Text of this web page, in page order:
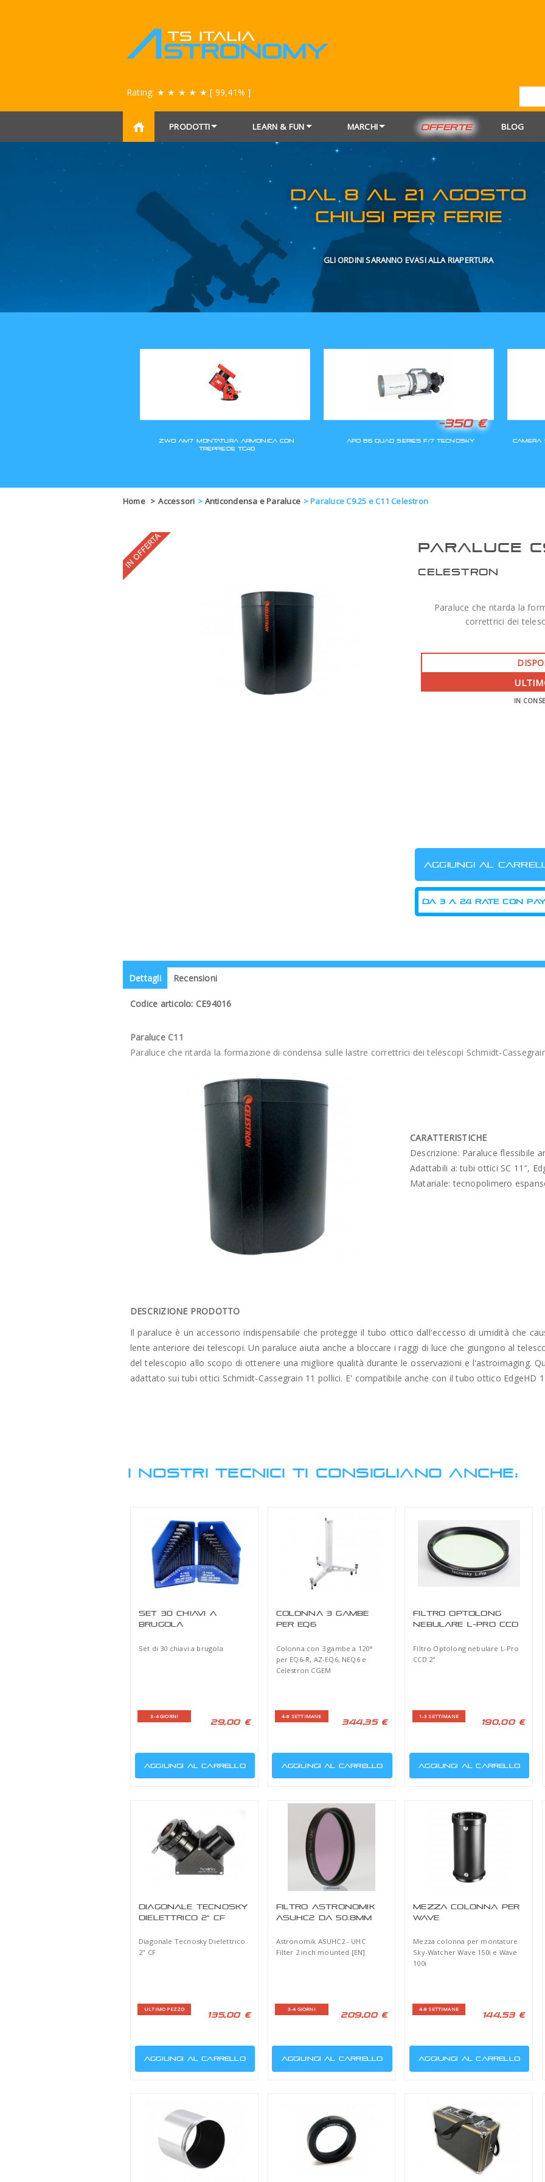
Rating: ★ ★ ★ ★ ★ [ 99,41% ]
PRODOTTI LEARN & FUN MARCHI OFFERTE BLOG
DAL 8 AL 21
CHIUSI
Home > Accessori > Anticondensa e Paraluce >Paraluce C9.25 e C11 Celestron
PARALUCE
CELESTRON
Paraluce che ritarda la
correttrici dei
IN
Dettagli Recensioni
Codice articolo: CE94016
Paraluce C11
Paraluce che ritarda la formazione di condensa sulle lastre correttrici dei telescopi Schmidt-
CARATTERISTICHE
Descrizione: Paraluce flessibile
Adattabili a: tubi ottici SC 11″,
Matariale: tecnopolimero
DESCRIZIONE PRODOTTO
Il paraluce è un accessorio indispensabile che protegge il tubo ottico dall'eccesso di umidità che
lente anteriore dei telescopi. Un paraluce aiuta anche a bloccare i raggi di luce che giungono al
del telescopio allo scopo di ottenere una migliore qualità durante le osservazioni e l'astroimaging.
adattato sui tubi ottici Schmidt-Cassegrain 11 pollici. E' compatibile anche con il tubo ottico EdgeHD
I NOSTRI TECNICI TI CONSIGLIANO ANCHE:
SET 30 CHIAVI A
Set di 30 chiavi a brugola
3-4 GIORNI
29,00 €
COLONNA 3 GAMBE
Colonna con 3 gambe a 120°
per EQ6-R, AZ-EQ6, NEQ6 e
4-8 SETTIMANE
344,35 €
2"
Filtro
CCD 2"